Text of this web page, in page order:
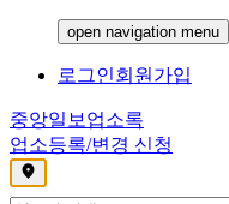
open navigation menu
로그인회원가입
중앙일보 업소록
업소등록/변경 신청
,